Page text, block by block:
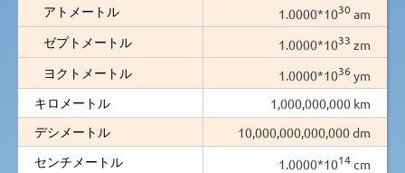
アトメートル
1.0000*1030 am
ゼプトメートル
1.0000*1033 zm
ヨクトメートル
1.0000*1036 ym
キロメートル
1,000,000,000 km
デシメートル
10,000,000,000,000 dm
センチメートル
1.0000*1014cm